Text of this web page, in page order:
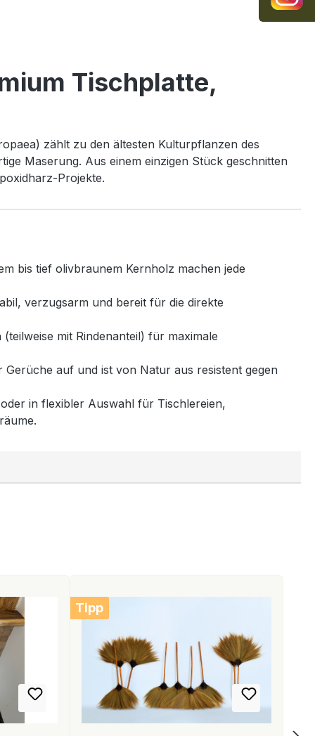
Tischplatte,
zählt zu den ältesten Kulturpflanzen des
Maserung. Aus einem einzigen Stück geschnitten
Projekte.
bis tief olivbraunem Kernholz machen jede
verzugsarm und bereit für die direkte
mit Rindenanteil) für maximale
auf und ist von Natur aus resistent gegen
in flexibler Auswahl für Tischlereien,
Tipp